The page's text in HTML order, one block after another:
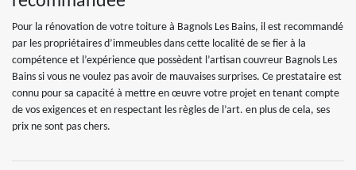
Pour la rénovation de votre toiture à Bagnols Les Bains, il est recommandé
par les propriétaires d’immeubles dans cette localité de se fier à la
compétence et l’expérience que possèdent l’artisan couvreur Bagnols Les
Bains si vous ne voulez pas avoir de mauvaises surprises. Ce prestataire est
connu pour sa capacité à mettre en œuvre votre projet en tenant compte
de vos exigences et en respectant les règles de l’art. en plus de cela, ses
prix ne sont pas chers.